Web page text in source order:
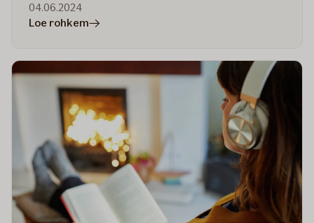
04.06.2024
Loe rohkemartiklis
7
soovitust
turvaliseks
grillihooajaks